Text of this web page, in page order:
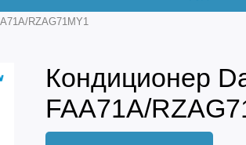
RZAG71MY1
Кондиционер
FAA71A/